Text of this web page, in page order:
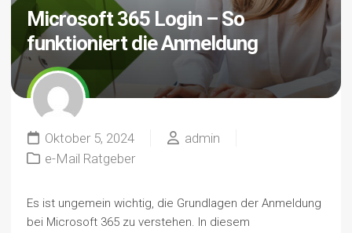
Microsoft 365 Login – So
funktioniert die Anmeldung
Oktober 5, 2024
admin
e-Mail Ratgeber
Es ist ungemein wichtig, die Grundlagen der Anmeldung
bei Microsoft 365 zu verstehen. In diesem